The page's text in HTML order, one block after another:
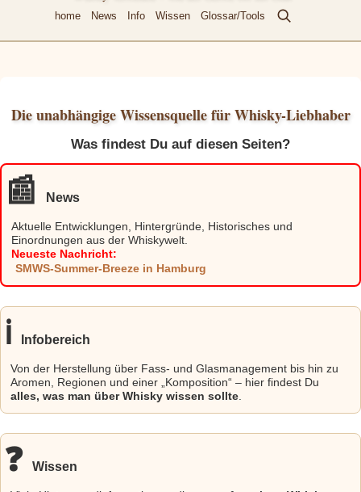
home News Info Wissen Glossar/Tools
Die unabhängige Wissensquelle für Whisky-Liebhaber
Was findest Du auf diesen Seiten?
📰 News
Aktuelle Entwicklungen, Hintergründe, Historisches und
Einordnungen aus der Whiskywelt.
Neueste Nachricht:
SMWS-Summer-Breeze in Hamburg
ℹ️ Infobereich
Von der Herstellung über Fass- und Glasmanagement bis hin zu
Aromen, Regionen und einer
Komposition
– hier findest Du
alles, was man über Whisky wissen sollte
❓ Wissen